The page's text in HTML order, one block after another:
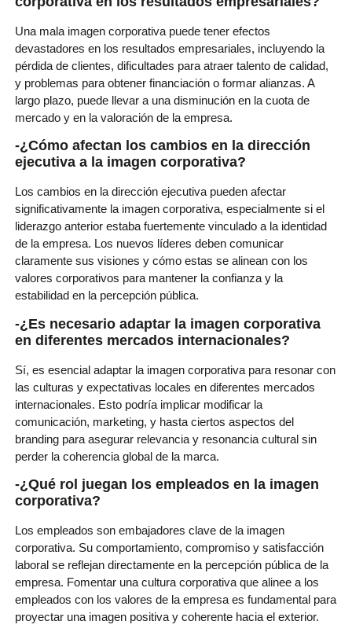
Una mala imagen corporativa puede tener efectos
devastadores en los resultados empresariales, incluyendo la
pérdida de clientes, dificultades para atraer talento de calidad,
y problemas para obtener financiación o formar alianzas. A
largo plazo, puede llevar a una disminución en la cuota de
mercado y en la valoración de la empresa.
-¿Cómo afectan los cambios en la dirección
ejecutiva a la imagen corporativa?
Los cambios en la dirección ejecutiva pueden afectar
significativamente la imagen corporativa, especialmente si el
liderazgo anterior estaba fuertemente vinculado a la identidad
de la empresa. Los nuevos líderes deben comunicar
claramente sus visiones y cómo estas se alinean con los
valores corporativos para mantener la confianza y la
estabilidad en la percepción pública.
-¿Es necesario adaptar la imagen corporativa
en diferentes mercados internacionales?
Sí, es esencial adaptar la imagen corporativa para resonar con
las culturas y expectativas locales en diferentes mercados
internacionales. Esto podría implicar modificar la
comunicación, marketing, y hasta ciertos aspectos del
branding para asegurar relevancia y resonancia cultural sin
perder la coherencia global de la marca.
-¿Qué rol juegan los empleados en la imagen
corporativa?
Los empleados son embajadores clave de la imagen
corporativa. Su comportamiento, compromiso y satisfacción
laboral se reflejan directamente en la percepción pública de la
empresa. Fomentar una cultura corporativa que alinee a los
empleados con los valores de la empresa es fundamental para
proyectar una imagen positiva y coherente hacia el exterior.